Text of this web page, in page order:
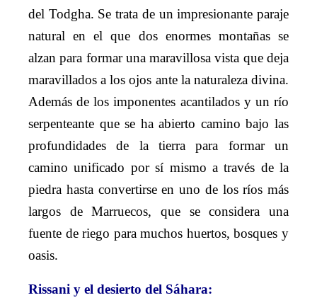
del Todgha. Se trata de un impresionante paraje
natural en el que dos enormes montañas se
alzan para formar una maravillosa vista que deja
maravillados a los ojos ante la naturaleza divina.
Además de los imponentes acantilados y un río
serpenteante que se ha abierto camino bajo las
profundidades de la tierra para formar un
camino unificado por sí mismo a través de la
piedra hasta convertirse en uno de los ríos más
largos de Marruecos, que se considera una
fuente de riego para muchos huertos, bosques y
oasis.
Rissani y el desierto del Sáhara: